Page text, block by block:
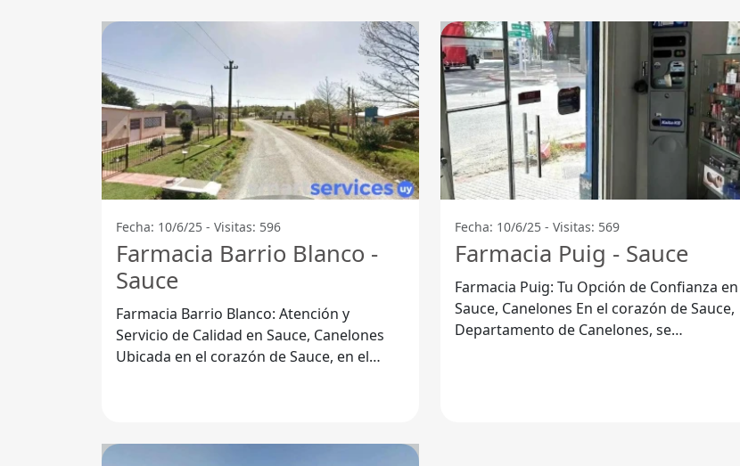
Fecha: 10/6/25 - Visitas: 596
Farmacia Barrio Blanco -
Sauce
Farmacia Barrio Blanco: Atención y
Servicio de Calidad en Sauce, Canelones
Ubicada en el corazón de Sauce, en el
Fecha: 10/6/25 - Visitas: 569
Farmacia Puig - Sauce
Farmacia Puig: Tu Opción de Confianza en
Sauce, Canelones En el corazón de Sauce,
Departamento de Canelones, se